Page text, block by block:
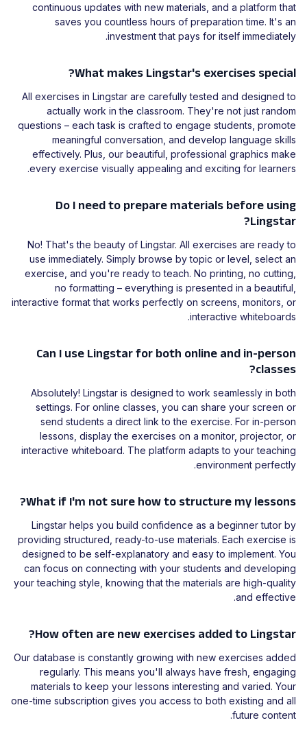
continuous updates with new materials, and a platform that
saves you countless hours of preparation time. It's an
investment that pays for itself immediately.
What makes Lingstar's exercises special?
All exercises in Lingstar are carefully tested and designed to
actually work in the classroom. They're not just random
questions – each task is crafted to engage students, promote
meaningful conversation, and develop language skills
effectively. Plus, our beautiful, professional graphics make
every exercise visually appealing and exciting for learners.
Do I need to prepare materials before using
Lingstar?
No! That's the beauty of Lingstar. All exercises are ready to
use immediately. Simply browse by topic or level, select an
exercise, and you're ready to teach. No printing, no cutting,
no formatting – everything is presented in a beautiful,
interactive format that works perfectly on screens, monitors, or
interactive whiteboards.
Can I use Lingstar for both online and in-person
classes?
Absolutely! Lingstar is designed to work seamlessly in both
settings. For online classes, you can share your screen or
send students a direct link to the exercise. For in-person
lessons, display the exercises on a monitor, projector, or
interactive whiteboard. The platform adapts to your teaching
environment perfectly.
What if I'm not sure how to structure my lessons?
Lingstar helps you build confidence as a beginner tutor by
providing structured, ready-to-use materials. Each exercise is
designed to be self-explanatory and easy to implement. You
can focus on connecting with your students and developing
your teaching style, knowing that the materials are high-quality
and effective.
How often are new exercises added to Lingstar?
Our database is constantly growing with new exercises added
regularly. This means you'll always have fresh, engaging
materials to keep your lessons interesting and varied. Your
one-time subscription gives you access to both existing and all
future content.